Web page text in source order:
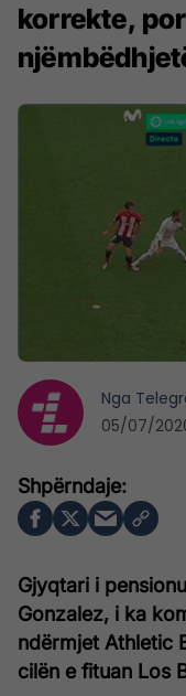
korrekte,
Gjyqtari i
Gonzalez, i ka
ndërmjet Athletic
cilën e fituan Los
Nga
05/07/